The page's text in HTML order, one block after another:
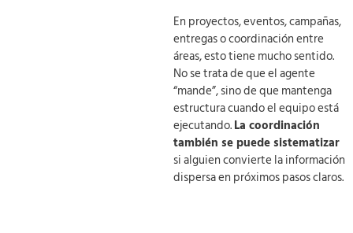
En proyectos, eventos, campañas,
entregas o coordinación entre
áreas, esto tiene mucho sentido.
No se trata de que el agente
“mande”, sino de que mantenga
estructura cuando el equipo está
ejecutando.La coordinación
también se puede sistematizar
si alguien convierte la información
dispersa en próximos pasos claros.